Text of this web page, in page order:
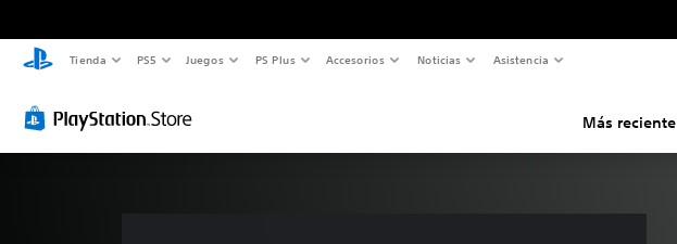
Tienda PS5 Juegos PS Plus Accesorios Noticias Asistencia
Más reciente